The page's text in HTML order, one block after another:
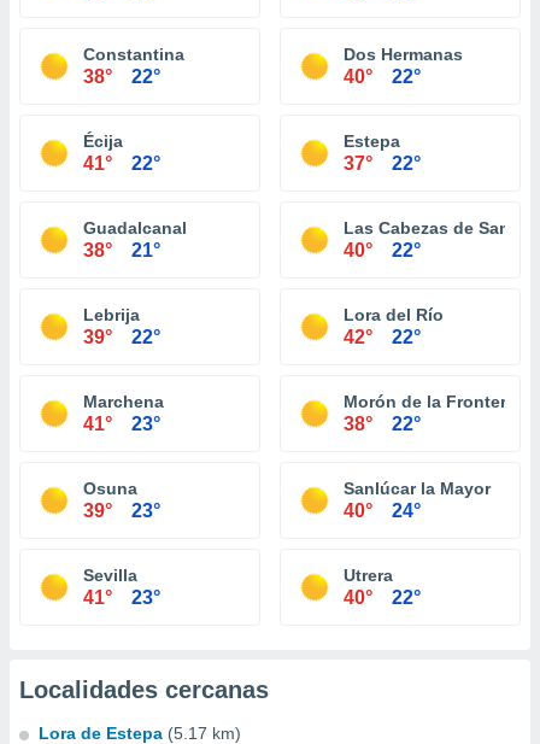
Constantina
38° 22°
Dos Hermanas
40° 22°
Écija
41° 22°
Estepa
37° 22°
Guadalcanal
38° 21°
Las Cabezas de San
40° 22°
Lebrija
39° 22°
Lora del Río
42° 22°
Marchena
41° 23°
Morón de la Frontera
38° 22°
Osuna
39° 23°
Sanlúcar la Mayor
40° 24°
Sevilla
41° 23°
Utrera
40° 22°
Localidades cercanas
Lora de Estepa (5.17 km)